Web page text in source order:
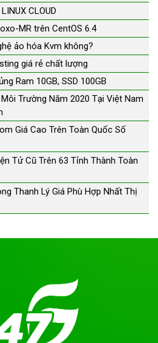
CLOUD
MR trên CentOS 6.4
ảo hóa Kvm không?
giá rẻ chất lượng
Ram 10GB, SSD 100GB
Trường Năm 2020 Tại Việt Nam
Giá Cao Trên Toàn Quốc Số
Tử Cũ Trên 63 Tỉnh Thành Toàn
Thanh Lý Giá Phù Hợp Nhất Thị